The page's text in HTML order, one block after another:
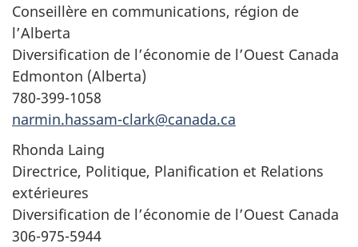
Conseillère en communications, région de
l’Alberta
Diversification de l’économie de l’Ouest Canada
Edmonton (Alberta)
780-399-1058
narmin.hassam-clark@canada.ca
Rhonda Laing
Directrice, Politique, Planification et Relations
extérieures
Diversification de l’économie de l’Ouest Canada
306-975-5944